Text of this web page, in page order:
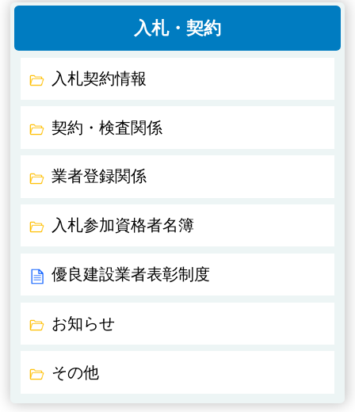
入札・契約
入札契約情報
契約・検査関係
業者登録関係
入札参加資格者名簿
優良建設業者表彰制度
お知らせ
その他